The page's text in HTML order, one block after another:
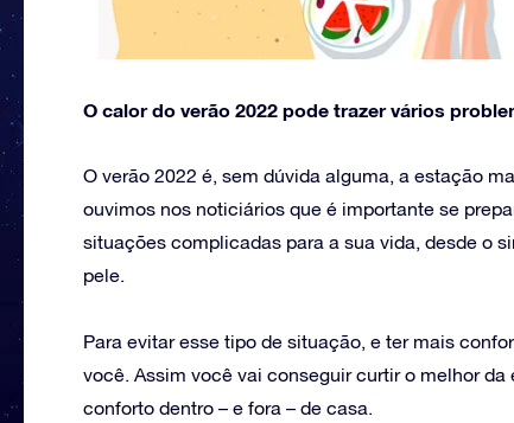
O calor do verão 2022 pode trazer vários
O verão 2022 é, sem dúvida alguma, a estação
ouvimos nos noticiários que é importante se
situações complicadas para a sua vida, desde o
pele.
Para evitar esse tipo de situação, e ter mais
você. Assim você vai conseguir curtir o melhor
conforto dentro – e fora – de casa.